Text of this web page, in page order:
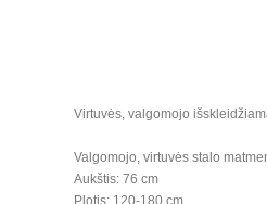
Virtuvės, valgomojo
Valgomojo, virtuvės stalo
Aukštis: 76 cm
Plotis: 120-180 cm